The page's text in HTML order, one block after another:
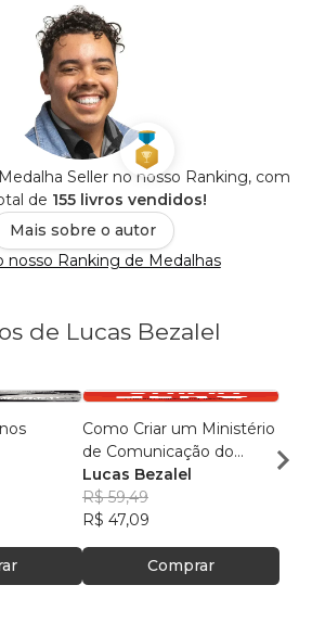
Seller no nosso Ranking, com
de 155 livros vendidos!
Mais sobre o autor
nosso Ranking de Medalhas
de Lucas Bezalel
Como Criar um Ministério
de Comunicação do
Absoluto Zero
Lucas Bezalel
R$ 59,49
R$ 47,09
Comprar
R$